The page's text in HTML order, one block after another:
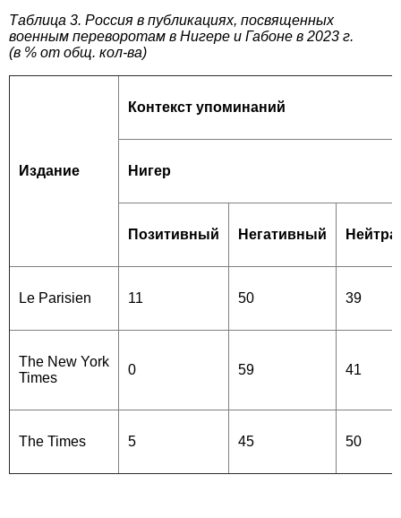
Таблица 3. Россия в публикациях, посвященных
военным переворотам в Нигере и Габоне в 2023 г.
(в % от общ. кол-ва)
Издание
Контекст упоминаний
Нигер
Позитивный Негативный
Le Parisien 11 50 39
The New York
Times
0 59 41
The Times 5 45 50